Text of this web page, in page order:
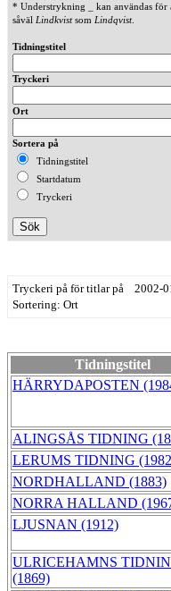
* Understrykning _ kan användas för
såväl Lindkvistsom Lindqvist.
Tidningstitel
Tryckeri
Ort
Sortera på
Tidningstitel
Startdatum
Tryckeri
Tryckeri på för titlar på 2002-
Sortering: Ort
Tidningstitel
HÄRRYDAPOSTEN
ALINGSÅS TIDNING
LERUMS TIDNING
NORDHALLAND (1883)
NORRA HALLAND
LJUSNAN (1912)
ULRICEHAMNS
(1869)